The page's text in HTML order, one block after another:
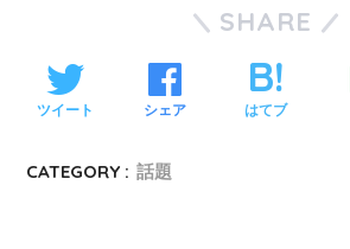
SHARE
ツイート シェア はてブ
CATEGORY : 話題